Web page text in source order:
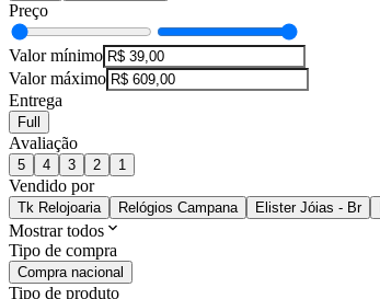
Preço
Valor mínimo
Valor máximo
Entrega
Full
Avaliação
5 4 3 2 1
Vendido por
Tk Relojoaria Relógios Campana Elister Jóias - Br
Mostrar todos
Tipo de compra
Compra nacional
Tipo de produto